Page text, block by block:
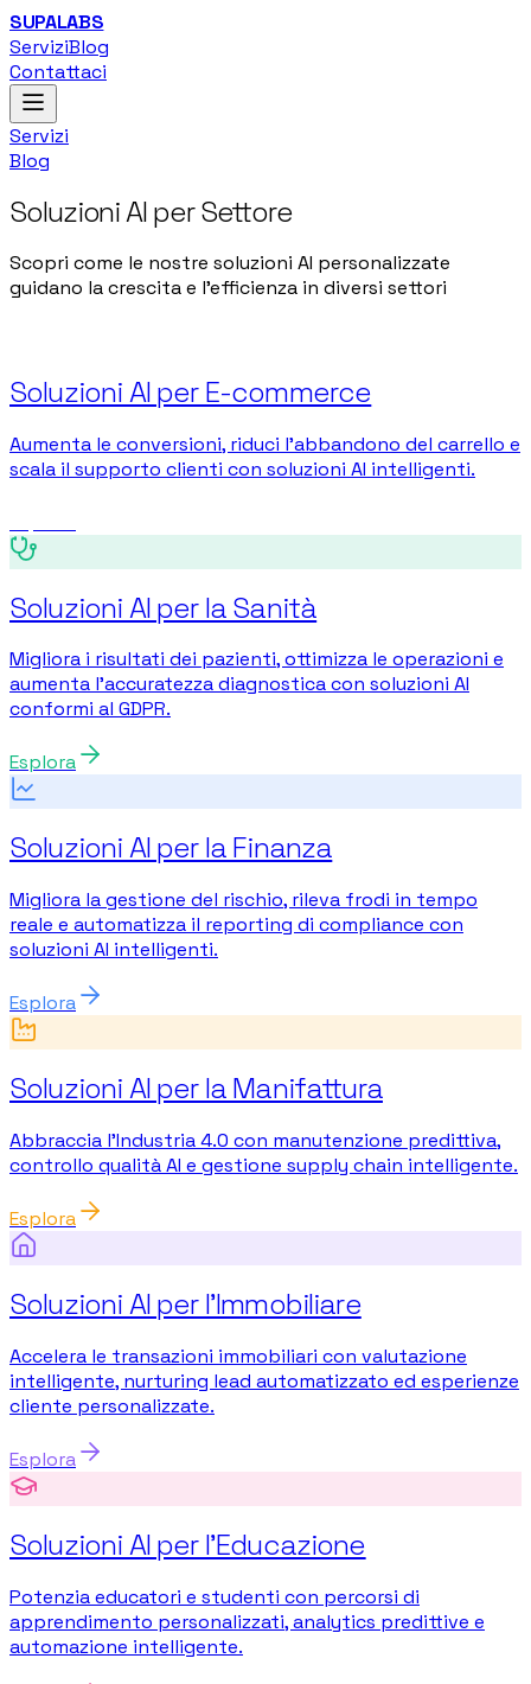
SUPALABS
ServiziBlog
Contattaci
Servizi
Blog
Soluzioni AI per Settore
Scopri come le nostre soluzioni AI personalizzate
guidano la crescita e l'efficienza in diversi settori
Soluzioni AI per E-commerce
Aumenta le conversioni, riduci l'abbandono del carrello e
scala il supporto clienti con soluzioni AI intelligenti.
Soluzioni AI per la Sanità
Migliora i risultati dei pazienti, ottimizza le operazioni e
aumenta l'accuratezza diagnostica con soluzioni AI
conformi al GDPR.
Esplora
Soluzioni AI per la Finanza
Migliora la gestione del rischio, rileva frodi in tempo
reale e automatizza il reporting di compliance con
soluzioni AI intelligenti.
Esplora
Soluzioni AI per la Manifattura
Abbraccia l'Industria 4.0 con manutenzione predittiva,
controllo qualità AI e gestione supply chain intelligente.
Esplora
Soluzioni AI per l'Immobiliare
Accelera le transazioni immobiliari con valutazione
intelligente, nurturing lead automatizzato ed esperienze
cliente personalizzate.
Esplora
Soluzioni AI per l'Educazione
Potenzia educatori e studenti con percorsi di
apprendimento personalizzati, analytics predittive e
automazione intelligente.